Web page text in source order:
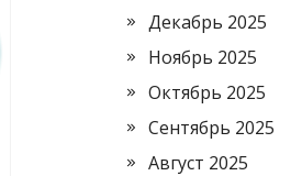
Декабрь 2025
Ноябрь 2025
Октябрь 2025
Сентябрь 2025
Август 2025